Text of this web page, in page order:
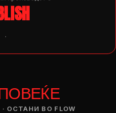
.
ОСТАНИ ВО FLOW